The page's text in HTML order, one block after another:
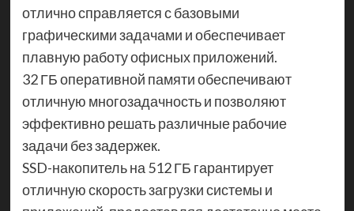
отлично справляется с базовыми
графическими задачами и обеспечивает
плавную работу офисных приложений.
32 ГБ оперативной памяти обеспечивают
отличную многозадачность и позволяют
эффективно решать различные рабочие
задачи без задержек.
SSD-накопитель на 512 ГБ гарантирует
отличную скорость загрузки системы и